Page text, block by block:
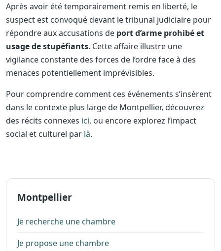
Après avoir été temporairement remis en liberté, le
suspect est convoqué devant le tribunal judiciaire pour
répondre aux accusations de port d’arme prohibé et
usage de stupéfiants. Cette affaire illustre une
vigilance constante des forces de l’ordre face à des
menaces potentiellement imprévisibles.
Pour comprendre comment ces événements s’insèrent
dans le contexte plus large de Montpellier, découvrez
des récits connexes ici, ou encore explorez l’impact
social et culturel par là.
Montpellier
Je recherche une chambre
Je propose une chambre